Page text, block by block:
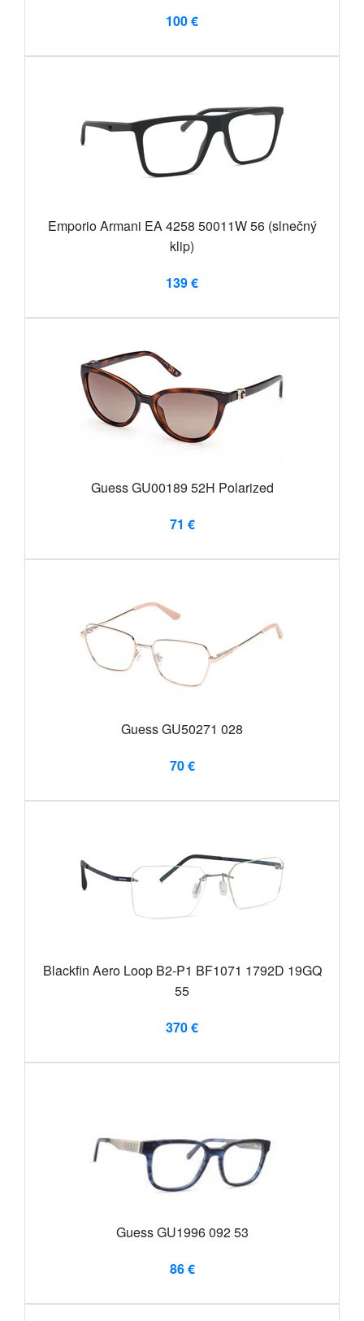
100 €
Emporio Armani EA 4258 50011W 56 (slnečný
klip)
139 €
Guess GU00189 52H Polarized
71 €
Guess GU50271 028
70 €
Blackfin Aero Loop B2-P1 BF1071 1792D 19GQ
55
370 €
Guess GU1996 092 53
86 €